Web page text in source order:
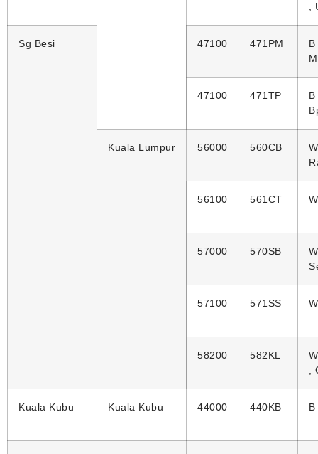
Sg Besi 47100 471PM
47100 471TP
Kuala Lumpur 56000 560CB
56100 561CT
57000 570SB
57100 571SS
58200 582KL
Kuala Kubu Kuala Kubu 44000 440KB